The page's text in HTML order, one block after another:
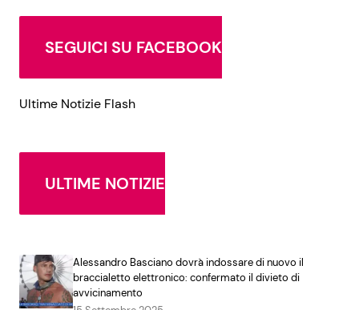
SEGUICI SU FACEBOOK
Ultime Notizie Flash
ULTIME NOTIZIE
Alessandro Basciano dovrà indossare di nuovo il
braccialetto elettronico: confermato il divieto di
avvicinamento